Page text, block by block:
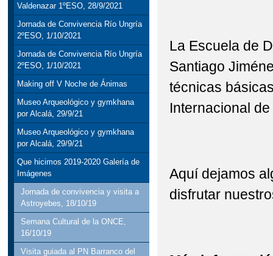
Valdenazar 1ºESO, 28/9/2021
Jornada de Convivencia Río Ungría
2ºESO, 1/10/2021
Jornada de Convivencia Río Ungría
2ºESO, 1/10/2021
Making off V Noche de Ánimas
Museo Arqueológico y gymkhana
por Alcalá, 29/9/21
Museo Arqueológico y gymkhana
por Alcalá, 29/9/21
Que hicimos 2019-2020 Galería de
Imágenes
Jornada de convivencia y visita a
Astroyebes, 18/10/19
Semana Cultural de la ONCE,
16/10/19
Visita guiada al PN Barranco del
La Escuela de
Santiago
técnicas
Internacional
Aquí dejamos
disfrutar